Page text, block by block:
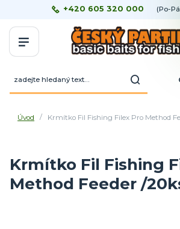
+420 605 320 000 (Po-
Úvod Krmítko Fil Fishing Filex Pro Method
Krmítko Fil Fishing
Method Feeder /